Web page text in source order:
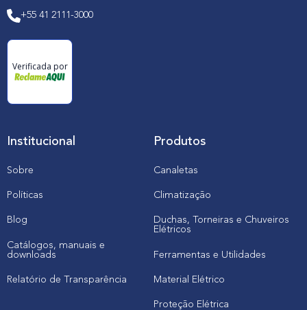
+55 41 2111-3000
Verificada por
Institucional
Sobre
Políticas
Blog
Catálogos, manuais e
downloads
Relatório de Transparência
Produtos
Canaletas
Climatização
Duchas, Torneiras e Chuveiros
Elétricos
Ferramentas e Utilidades
Material Elétrico
Proteção Elétrica